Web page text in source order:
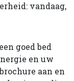
vandaag,
goed bed
en uw
aan en